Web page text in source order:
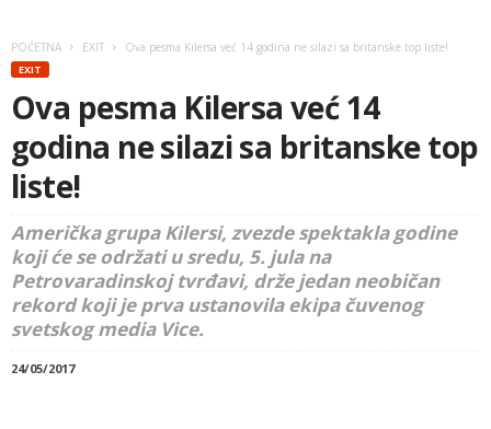
POČETNA EXIT Ova pesma Kilersa već 14 godina ne silazi sa britanske top liste!
EXIT
Ova pesma Kilersa već 14
godina ne silazi sa britanske top
liste!
Američka grupa Kilersi, zvezde spektakla godine
koji će se održati u sredu, 5. jula na
Petrovaradinskoj tvrđavi, drže jedan neobičan
rekord koji je prva ustanovila ekipa čuvenog
svetskog media Vice.
24/05/2017